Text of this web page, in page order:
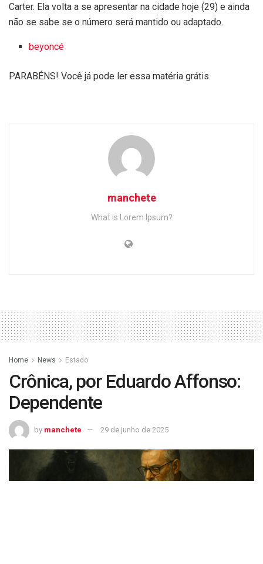
Carter. Ela volta a se apresentar na cidade hoje (29) e ainda
não se sabe se o número será mantido ou adaptado.
beyoncé
PARABÉNS! Você já pode ler essa matéria grátis.
manchete
What is Lorem Ipsum?
Home News Estado
Crônica, por Eduardo Affonso:
Dependente
by manchete 29 de junho de 2025